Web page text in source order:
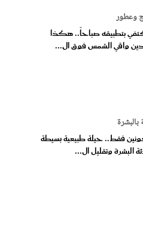
وعطور
بتطبيقه صباحاً.. هكذا
واقي الشمس فوق ال...
بالبشرة
فقط.. حيلة طبيعية بسيطة
البشرة وتقليل ال...